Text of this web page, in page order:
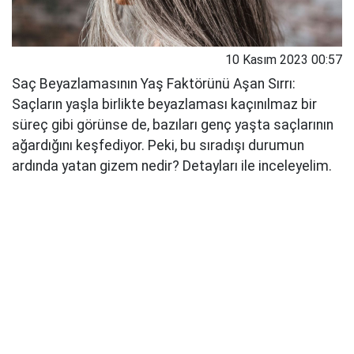
10 Kasım 2023 00:57
Saç Beyazlamasının Yaş Faktörünü Aşan Sırrı:
Saçların yaşla birlikte beyazlaması kaçınılmaz bir
süreç gibi görünse de, bazıları genç yaşta saçlarının
ağardığını keşfediyor. Peki, bu sıradışı durumun
ardında yatan gizem nedir? Detayları ile inceleyelim.